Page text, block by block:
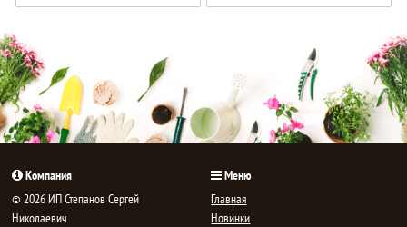
корзине!
Компания
© 2026 ИП Степанов Сергей
Николаевич
Меню
Главная
Новинки